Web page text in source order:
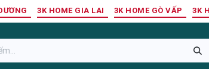
3K HOME GIA LAI 3K HOME GÒ VẤP 3K